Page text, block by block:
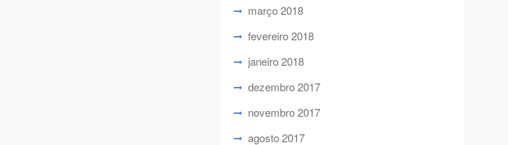
março 2018
fevereiro 2018
janeiro 2018
dezembro 2017
novembro 2017
agosto 2017